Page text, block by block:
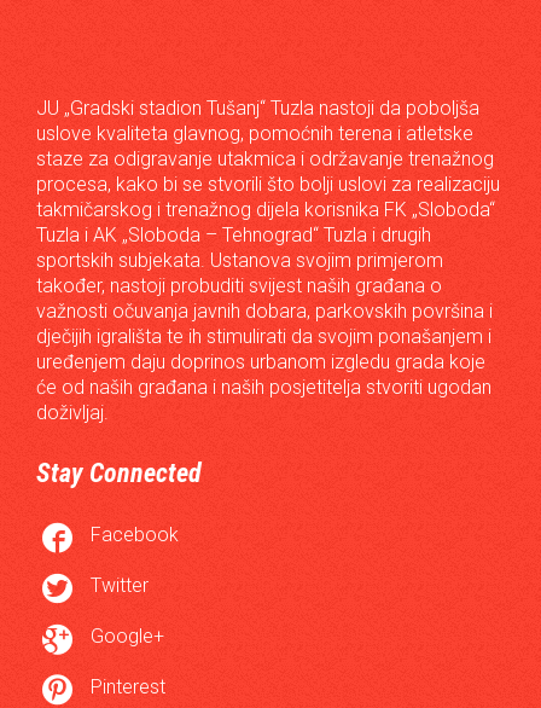
JU „Gradski stadion Tušanj“ Tuzla nastoji da poboljša
uslove kvaliteta glavnog, pomoćnih terena i atletske
staze za odigravanje utakmica i održavanje trenažnog
procesa, kako bi se stvorili što bolji uslovi za realizaciju
takmičarskog i trenažnog dijela korisnika FK „Sloboda“
Tuzla i AK „Sloboda – Tehnograd“ Tuzla i drugih
sportskih subjekata. Ustanova svojim primjerom
također, nastoji probuditi svijest naših građana o
važnosti očuvanja javnih dobara, parkovskih površina i
dječijih igrališta te ih stimulirati da svojim ponašanjem i
uređenjem daju doprinos urbanom izgledu grada koje
će od naših građana i naših posjetitelja stvoriti ugodan
doživljaj.
Stay Connected
 Facebook
 Twitter
 Google+
 Pinterest